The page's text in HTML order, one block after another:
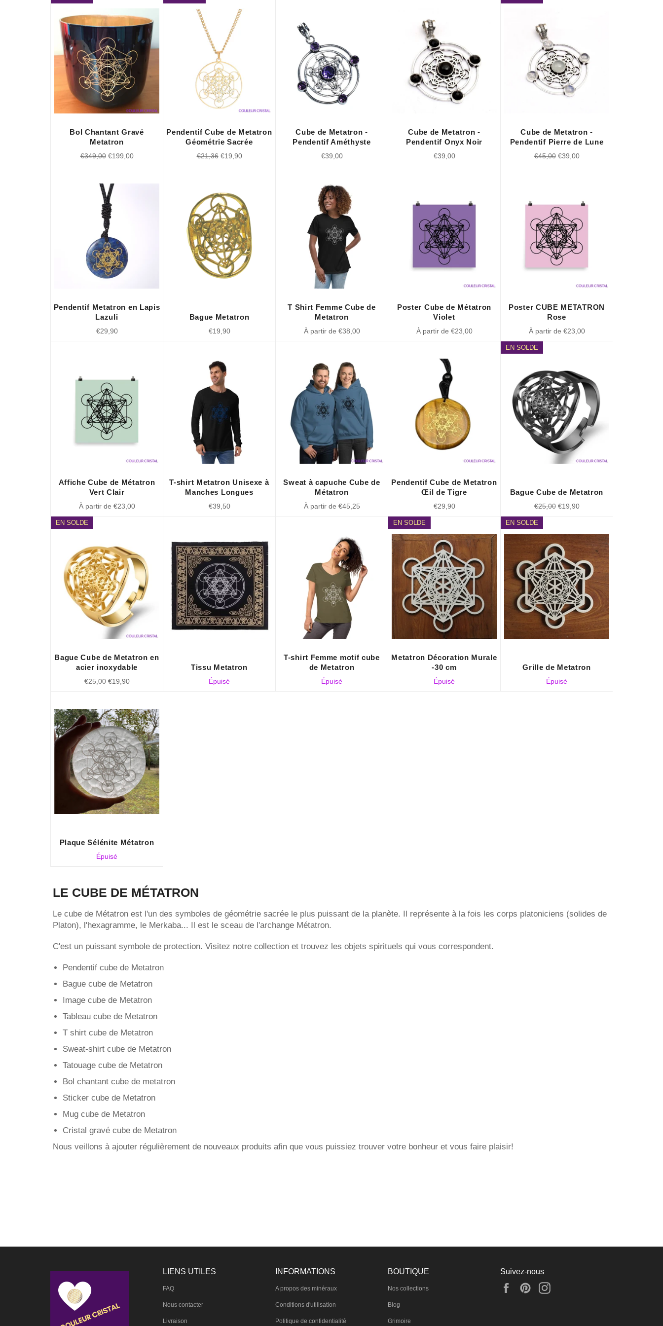
Bol Chantant Gravé
Metatron
Prix
€349,00Prix
€199,00
Pendentif Cube de Metatron
Géométrie Sacrée
Prix
€21,36Prix
€19,90
Cube de Metatron -
Pendentif Améthyste
Prix
€39,00
Cube de Metatron -
Pendentif Onyx Noir
Prix
€39,00
Cube de Metatron -
Pendentif Pierre de Lune
Prix
€45,00Prix
€39,00
Pendentif Metatron en Lapis
Lazuli
Prix
€29,90
Bague Metatron
Prix
€19,90
T Shirt Femme Cube de
Metatron
À partir de €38,00
Poster Cube de Métatron
Violet
À partir de €23,00
Poster CUBE METATRON
Rose
À partir de €23,00
Affiche Cube de Métatron
Vert Clair
À partir de €23,00
T-shirt Metatron Unisexe à
Manches Longues
Prix
€39,50
Sweat à capuche Cube de
Métatron
À partir de €45,25
Pendentif Cube de Metatron
Œil de Tigre
Prix
€29,90
Bague Cube de Metatron
Prix
régulier
€25,00Prix
€19,90
EN SOLDE
Bague Cube de Metatron en
acier inoxydable
Prix
€25,00Prix
€19,90
EN SOLDE
Tissu Metatron
Épuisé
T-shirt Femme motif cube
de Metatron
Épuisé
Metatron Décoration Murale
-30 cm
Épuisé
EN SOLDE
Grille de Metatron
Épuisé
EN SOLDE
Plaque Sélénite Métatron
Épuisé
LE CUBE DE MÉTATRON
Le cube de Métatron est l'un des symboles de géométrie sacrée le plus puissant de la planète. Il représente à la fois les corps platoniciens (solides de
Platon), l'hexagramme, le Merkaba... Il est le sceau de l'archange Métatron.
C'est un puissant symbole de protection. Visitez notre collection et trouvez les objets spirituels qui vous correspondent.
Pendentif cube de Metatron
Bague cube de Metatron
Image cube de Metatron
Tableau cube de Metatron
T shirt cube de Metatron
Sweat-shirt cube de Metatron
Tatouage cube de Metatron
Bol chantant cube de metatron
Sticker cube de Metatron
Mug cube de Metatron
Cristal gravé cube de Metatron
Nous veillons à ajouter régulièrement de nouveaux produits afin que vous puissiez trouver votre bonheur et vous faire plaisir!
LIENS UTILES
FAQ
Nous contacter
Livraison
INFORMATIONS
A propos des minéraux
Conditions d'utilisation
Politique de confidentialité
BOUTIQUE
Nos collections
Blog
Grimoire
Suivez-nous
FacebookPinterest